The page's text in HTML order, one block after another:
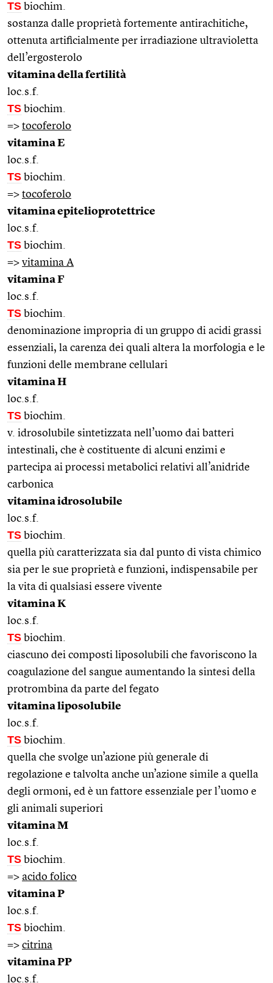
TS biochim.
sostanza dalle proprietà fortemente antirachitiche,
ottenuta artificialmente per irradiazione ultravioletta
dell’ergosterolo
vitamina della fertilità
loc.s.f.
TS biochim.
=> tocoferolo
vitamina E
loc.s.f.
TS biochim.
=> tocoferolo
vitamina epitelioprotettrice
loc.s.f.
TS biochim.
=> vitamina A
vitamina F
loc.s.f.
TS biochim.
denominazione impropria di un gruppo di acidi grassi
essenziali, la carenza dei quali altera la morfologia e le
funzioni delle membrane cellulari
vitamina H
loc.s.f.
TS biochim.
v. idrosolubile sintetizzata nell’uomo dai batteri
intestinali, che è costituente di alcuni enzimi e
partecipa ai processi metabolici relativi all’anidride
carbonica
vitamina idrosolubile
loc.s.f.
TS biochim.
quella più caratterizzata sia dal punto di vista chimico
sia per le sue proprietà e funzioni, indispensabile per
la vita di qualsiasi essere vivente
vitamina K
loc.s.f.
TS biochim.
ciascuno dei composti liposolubili che favoriscono la
coagulazione del sangue aumentando la sintesi della
protrombina da parte del fegato
vitamina liposolubile
loc.s.f.
TS biochim.
quella che svolge un’azione più generale di
regolazione e talvolta anche un’azione simile a quella
degli ormoni, ed è un fattore essenziale per l’uomo e
gli animali superiori
vitamina M
loc.s.f.
TS biochim.
=> acido folico
vitamina P
loc.s.f.
TS biochim.
=> citrina
vitamina PP
loc.s.f.